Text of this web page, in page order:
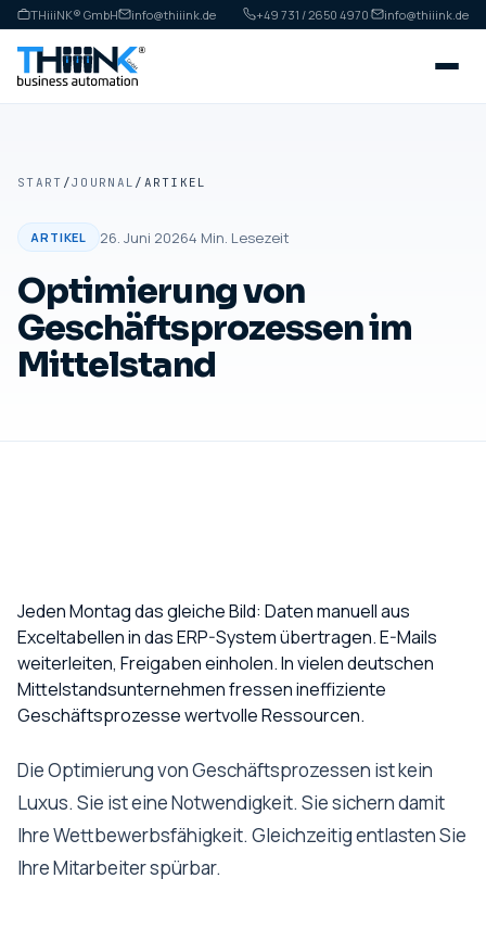
THiiiNK® GmbH info@thiiink.de +49 731 / 2650 4970· info@thiiink.de
START /JOURNAL / ARTIKEL
ARTIKEL 26. Juni 20264 Min. Lesezeit
Optimierung von
Geschäftsprozessen im
Mittelstand
Jeden Montag das gleiche Bild: Daten manuell aus
Exceltabellen in das ERP-System übertragen. E-Mails
weiterleiten, Freigaben einholen. In vielen deutschen
Mittelstandsunternehmen fressen ineffiziente
Geschäftsprozesse wertvolle Ressourcen.
Die Optimierung von Geschäftsprozessen ist kein
Luxus. Sie ist eine Notwendigkeit. Sie sichern damit
Ihre Wettbewerbsfähigkeit. Gleichzeitig entlasten Sie
Ihre Mitarbeiter spürbar.